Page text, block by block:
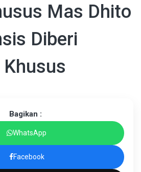
Mas Dhito
Diberi
Bagikan :
WhatsApp
Facebook